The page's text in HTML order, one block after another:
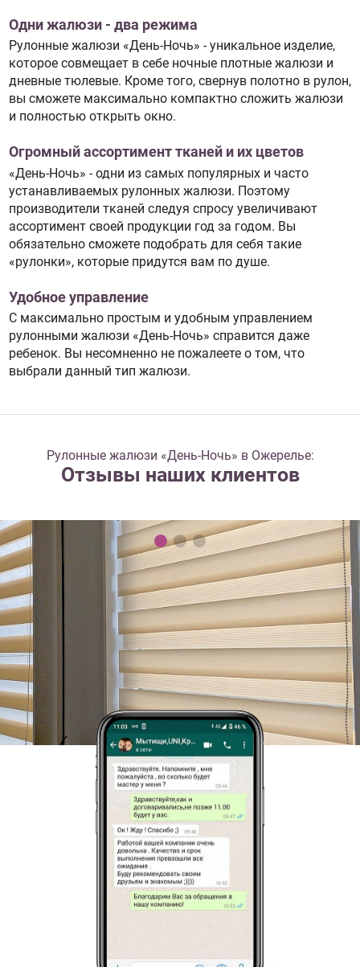
Одни жалюзи - два режима
Рулонные жалюзи «День-Ночь» - уникальное изделие,
которое совмещает в себе ночные плотные жалюзи и
дневные тюлевые. Кроме того, свернув полотно в рулон,
вы сможете максимально компактно сложить жалюзи
и полностью открыть окно.
Огромный ассортимент тканей и их цветов
«День-Ночь» - одни из самых популярных и часто
устанавливаемых рулонных жалюзи. Поэтому
производители тканей следуя спросу увеличивают
ассортимент своей продукции год за годом. Вы
обязательно сможете подобрать для себя такие
«рулонки», которые придутся вам по душе.
Удобное управление
С максимально простым и удобным управлением
рулонными жалюзи «День-Ночь» справится даже
ребенок. Вы несомненно не пожалеете о том, что
выбрали данный тип жалюзи.
Рулонные жалюзи «День-Ночь» в Ожерелье:
Отзывы наших клиентов